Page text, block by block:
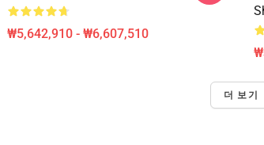
₩5,642,910 - ₩6,607,510
더 보기